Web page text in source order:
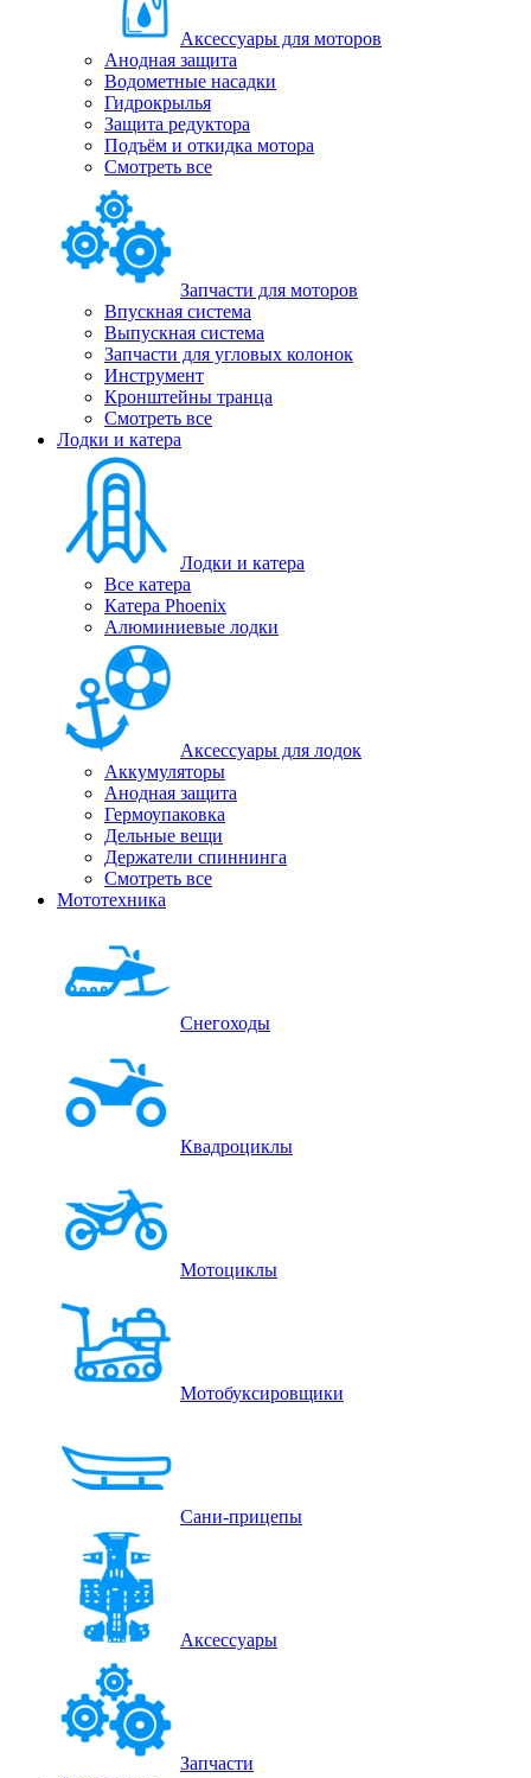
Аксессуары для моторов
Анодная защита
Водометные насадки
Гидрокрылья
Защита редуктора
Подъём и откидка мотора
Смотреть все
Запчасти для моторов
Впускная система
Выпускная система
Запчасти для угловых колонок
Инструмент
Кронштейны транца
Смотреть все
Лодки и катера
Лодки и катера
Все катера
Катера Phoenix
Алюминиевые лодки
Аксессуары для лодок
Аккумуляторы
Анодная защита
Гермоупаковка
Дельные вещи
Держатели спиннинга
Смотреть все
Мототехника
Снегоходы
Квадроциклы
Мотоциклы
Мотобуксировщики
Сани-прицепы
Аксессуары
Запчасти